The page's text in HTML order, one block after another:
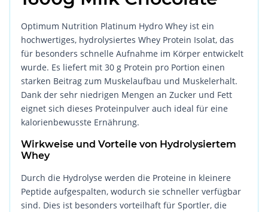
Optimum Nutrition Platinum Hydro Whey ist ein
hochwertiges, hydrolysiertes Whey Protein Isolat, das
für besonders schnelle Aufnahme im Körper entwickelt
wurde. Es liefert mit 30 g Protein pro Portion einen
starken Beitrag zum Muskelaufbau und Muskelerhalt.
Dank der sehr niedrigen Mengen an Zucker und Fett
eignet sich dieses Proteinpulver auch ideal für eine
kalorienbewusste Ernährung.
Wirkweise und Vorteile von Hydrolysiertem
Whey
Durch die Hydrolyse werden die Proteine in kleinere
Peptide aufgespalten, wodurch sie schneller verfügbar
sind. Dies ist besonders vorteilhaft für Sportler, die